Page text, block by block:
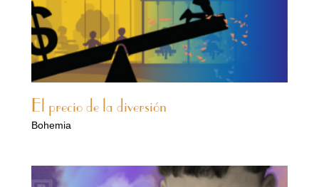
El precio de la diversión
Bohemia